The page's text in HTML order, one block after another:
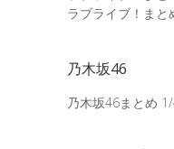
ラブライブ！ま
乃木坂46
乃木坂46まとめ